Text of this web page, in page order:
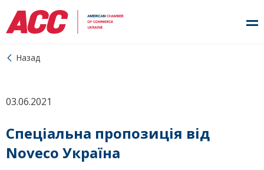
Назад
03.06.2021
Спеціальна пропозиція від
Noveco Україна